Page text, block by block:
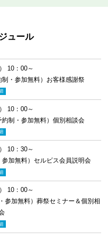
ュール
10：00～
・参加無料）お客様感謝祭
10：00～
制・参加無料）個別相談会
10：30～
加無料）セルビス会員説明会
10：00～
参加無料）葬祭セミナー＆個別相